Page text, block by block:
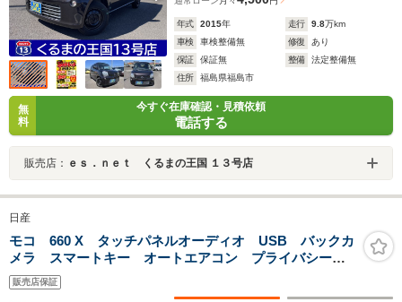
年式 2015年 走行 9.8万km
車検
車検整備無 修復
あり
保証
保証無 整備
法定整備無
住所
福島県福島市
無
料
今すぐ在庫確認・見積依頼
電話する
販売店： ｅｓ．ｎｅｔ くるまの王国 １３号店
日産
モコ 660 X タッチパネルオーディオ USB バックカ
メラ スマートキー オートエアコン プライバシーガ
ラス 禁煙車 1年保証・整備付
販売店保証